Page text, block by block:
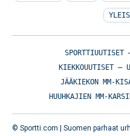
SPORTTIUUTISET
KIEKKOUUTISET –
JÄÄKIEKON MM-
HUUHKAJIEN MM-
© Sportti.com | Suomen parhaat